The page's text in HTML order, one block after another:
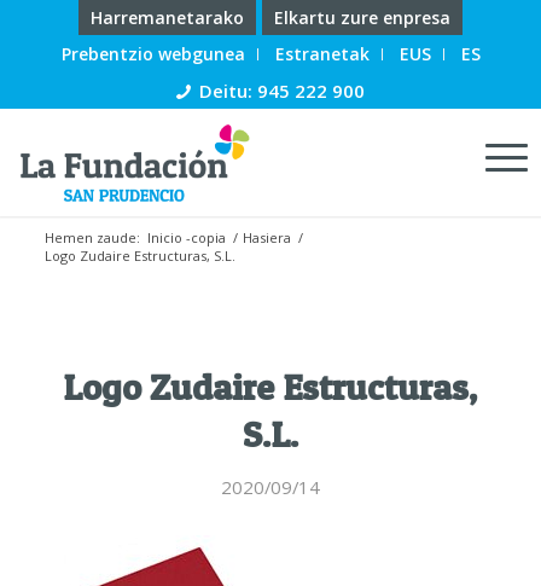
Harremanetarako
Elkartu zure enpresa
Prebentzio webgunea
Estranetak EUS ES
Deitu: 945 222 900
Hemen zaude: Inicio -copia / Hasiera /
Logo Zudaire Estructuras, S.L.
Logo Zudaire Estructuras,
S.L.
2020/09/14